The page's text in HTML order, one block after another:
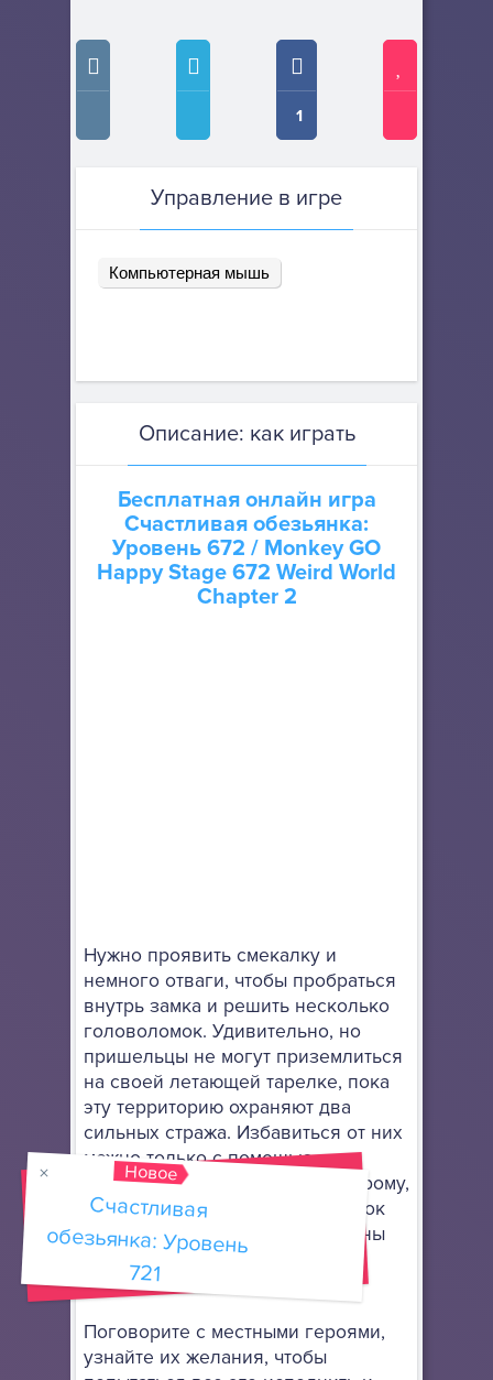
1
Управление в игре
Компьютерная мышь
Описание: как играть
Бесплатная онлайн игра
Счастливая обезьянка:
Уровень 672 / Monkey GO
Happy Stage 672 Weird World
Chapter 2
Нужно проявить смекалку и
немного отваги, чтобы пробраться
внутрь замка и решить несколько
головоломок. Удивительно, но
пришельцы не могут приземлиться
на своей летающей тарелке, пока
эту территорию охраняют два
сильных стража. Избавиться от них
можно только с помощью
специального арбалета, к которому,
к тому же, нужно найти и десяток
стрел. Все эти задачи возложены
на ваши плечи, а потому не
подведите.
Поговорите с местными героями,
узнайте их желания, чтобы
Новое
Счастливая
обезьянка: Уровень
721